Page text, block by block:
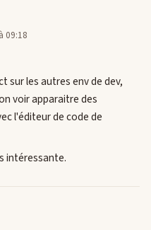
09:18
sur les autres env de dev,
voir apparaitre des
l'éditeur de code de
intéressante.